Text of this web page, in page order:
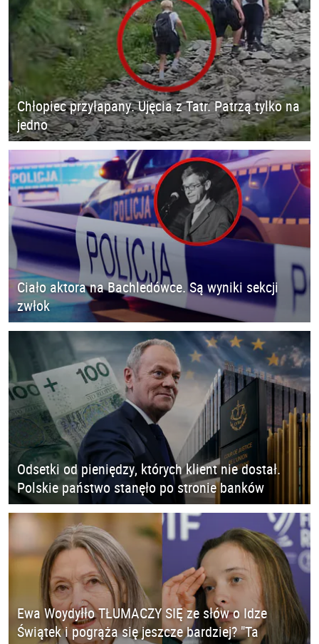
Chłopiec przyłapany. Ujęcia z Tatr. Patrzą tylko na
jedno
Ciało aktora na Bachledówce. Są wyniki sekcji
zwłok
Odsetki od pieniędzy, których klient nie dostał.
Polskie państwo stanęło po stronie banków
Ewa Woydyłło TŁUMACZY SIĘ ze słów o Idze
Świątek i pogrąża się jeszcze bardziej? "Ta